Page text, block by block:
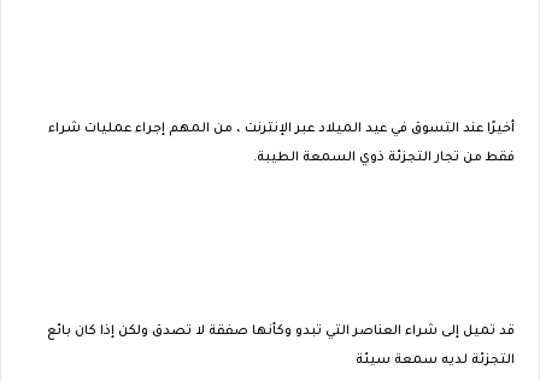
أخيرًا عند التسوق في عيد الميلاد عبر الإنترنت ، من المهم إجراء عمليات شراء
فقط من تجار التجزئة ذوي السمعة الطيبة.
قد تميل إلى شراء العناصر التي تبدو وكأنها صفقة لا تصدق ولكن إذا كان بائع
التجزئة لديه سمعة سيئة